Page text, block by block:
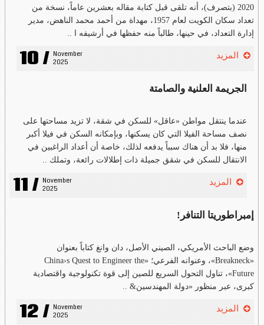
2020 (بتصرف)، أنه تلقى قبل كتابة مقاله بعشرين عاماً، نسخة من
تعداد سكان الكويت لعام 1957، مهداة من أحمد محمد الناهض، مدير
إدارة التعداد، في حينها، طالباً منه حفظها في أرشيفه ا ..
10 / November
2025
المزيد
الجريمة العلنية والصامتة
عندما ينتقل مواطن «عاقل» للسكن في شقة، لا تزيد مساحتها على
نصف مساحة الفيلا التي كان يسكنها، وبإمكانه السكن في فيلا أكبر
منها، فلا بد أن هناك سبباً يدفعه لذلك، خاصة أن أعداد الراغبين في
الانتقال للسكن في شقق جميلة ذات إطلالات رائعة، وتملك ..
11 / November
2025
المزيد
إمبراطوريتا التنافر!
وضع الباحث الأمريكي، الصيني الأصل، دان وانغ كتاباً بعنوان
«Breakneck»، وعنوانه الفرعي؛ «China›s Quest to Engineer the
Future»، تناول التحول السريع للصين إلى قوة تكنولوجية واقتصادية
كبرى، عبر منظور «دولة المهندسين& ..
12 / November
2025
المزيد